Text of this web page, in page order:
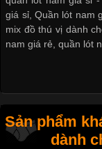
giá sỉ, Quần lót nam
mix đồ thú vị dành
nam giá rẻ ,quần lót
Sản phẩm
dành